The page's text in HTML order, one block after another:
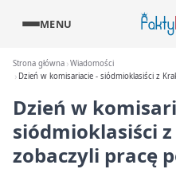
MENU
Strona główna Wiadomości
Dzień w komisariacie - siódmioklasiści z
Dzień w
siódmioklasiści
zobaczyli pracę